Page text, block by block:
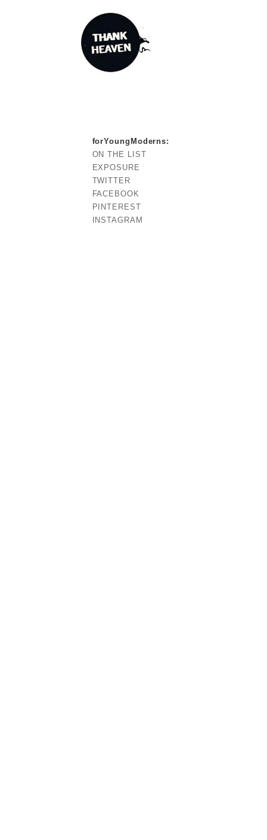
forYoungModerns:
ON THE LIST
EXPOSURE
TWITTER
FACEBOOK
PINTEREST
INSTAGRAM